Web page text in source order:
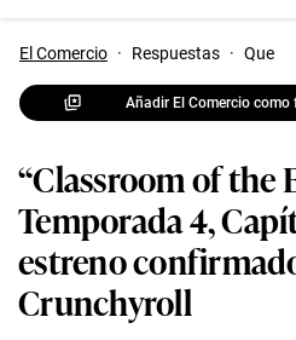
El Comercio · Respuestas · Que
Añadir El Comercio como
“Classroom of the
Temporada 4,
estreno
Crunchyroll